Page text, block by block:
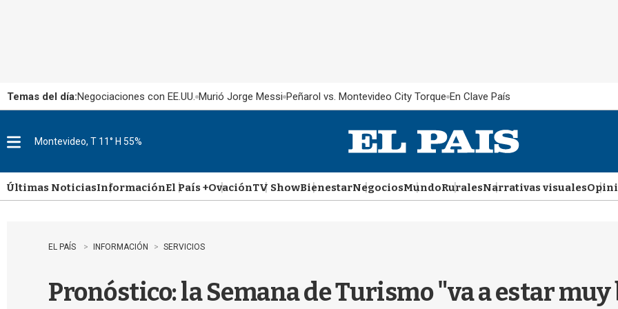
Temas del día:Negociaciones con EE.UU. Murió Jorge Messi Peñarol vs. Montevideo City Torque En Clave País
u
Montevideo, T 11° H 55%
Últimas NoticiasInformaciónEl País +OvaciónTV ShowBienestarNegociosMundoRuralesNarrativas visuales
EL PAÍS INFORMACIÓN SERVICIOS
Pronóstico: la Semana de Turismo "va a estar